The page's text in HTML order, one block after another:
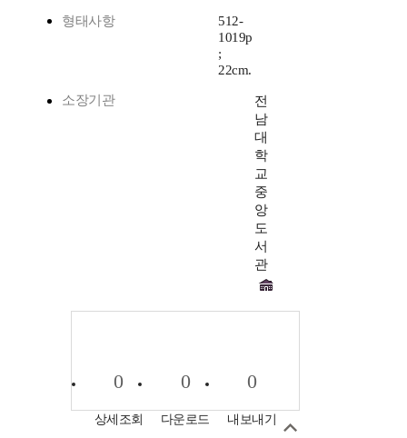
형태사항
512-
1019p
;
22cm.
소장기관
전
남
대
학
교
중
앙
도
서
관
0
상세조회
0
다운로드
0
내보내기